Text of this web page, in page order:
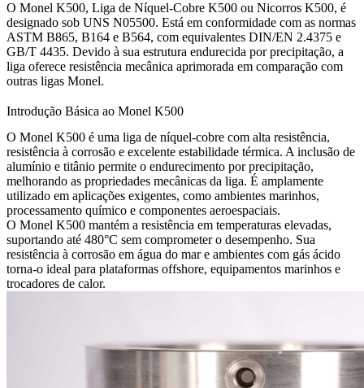
O Monel K500, Liga de Níquel-Cobre K500 ou Nicorros K500, é
designado sob UNS N05500. Está em conformidade com as normas
ASTM B865, B164 e B564, com equivalentes DIN/EN 2.4375 e
GB/T 4435. Devido à sua estrutura endurecida por precipitação, a
liga oferece resistência mecânica aprimorada em comparação com
outras ligas Monel.
Introdução Básica ao Monel K500
O Monel K500 é uma liga de níquel-cobre com alta resistência,
resistência à corrosão e excelente estabilidade térmica. A inclusão de
alumínio e titânio permite o endurecimento por precipitação,
melhorando as propriedades mecânicas da liga. É amplamente
utilizado em aplicações exigentes, como ambientes marinhos,
processamento químico e componentes aeroespaciais.
O Monel K500 mantém a resistência em temperaturas elevadas,
suportando até 480°C sem comprometer o desempenho. Sua
resistência à corrosão em água do mar e ambientes com gás ácido
torna-o ideal para plataformas offshore, equipamentos marinhos e
trocadores de calor.